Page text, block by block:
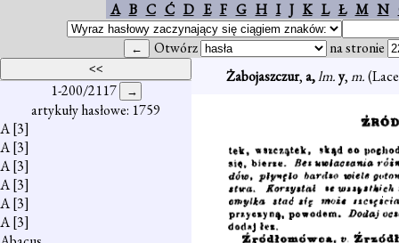
A B C Ć D E F G H I J K L Ł M N
Otwórz na stronie
1-200/2117
artykuły hasłowe: 1759
A[3]
A[3]
A[3]
A[3]
A[3]
A[3]
Żabojaszczur,a,lm.y,m.